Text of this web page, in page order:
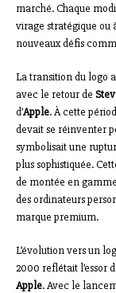
marché. Chaque
virage stratégique ou
nouveaux défis
La transition du logo
avec le retour de
d’Apple. À cette
devait se réinventer
symbolisait une
plus sophistiquée.
de montée en
des ordinateurs
marque premium.
L’évolution vers un
2000 reflétait l’essor
Apple. Avec le